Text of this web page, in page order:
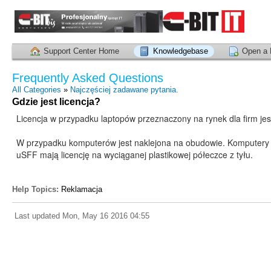
Support Center Home Knowledgebase Open a
Frequently Asked Questions
All Categories » Najczęściej zadawane pytania.
Gdzie jest licencja?
Licencja w przypadku laptopów przeznaczony na rynek dla firm
W przypadku komputerów jest naklejona na obudowie.
uSFF mają licencję na wyciąganej plastikowej półeczce z tyłu.
Help Topics: Reklamacja
Last updated Mon, May 16 2016 04:55